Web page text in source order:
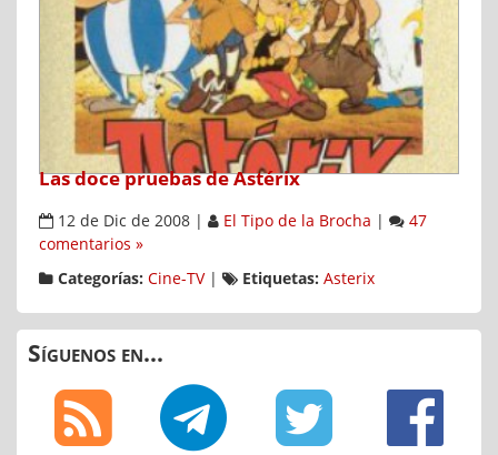
Las doce pruebas de Astérix
12 de Dic de 2008 | El Tipo de la Brocha |
47
comentarios »
Categorías: Cine-TV| Etiquetas: Asterix
Síguenos en...